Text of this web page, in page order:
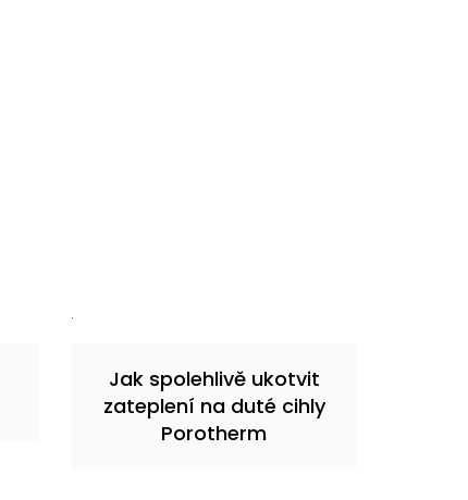
Jak spolehlivě ukotvit
zateplení na duté cihly
Porotherm